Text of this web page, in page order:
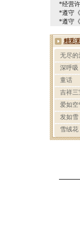
*经营
*遵守
*遵守